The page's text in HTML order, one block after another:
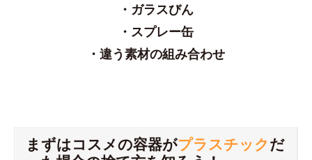
・ガラスびん
・スプレー缶
・違う素材の組み合わせ
まずはコスメの容器がプラスチックだ